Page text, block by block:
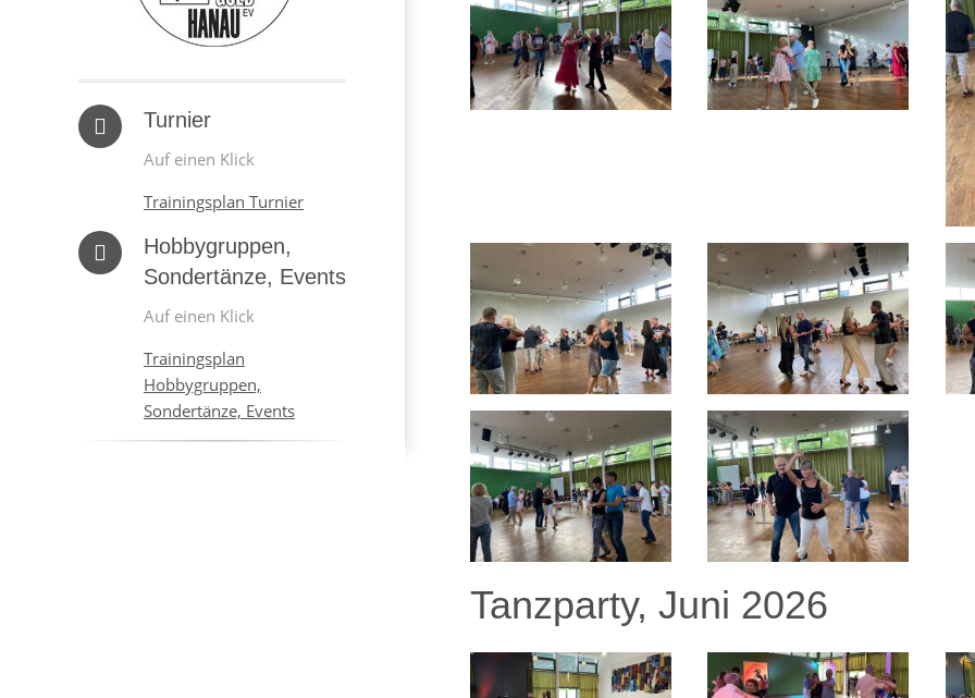
Turnier
Auf einen Klick
Trainingsplan Turnier
Hobbygruppen,
Sondertänze, Events
Auf einen Klick
Trainingsplan
Hobbygruppen,
Sondertänze, Events
Tanzparty, Juni 2026